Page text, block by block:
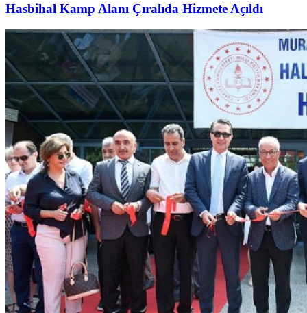
Hasbihal Kamp Alanı Çıralıda Hizmete Açıldı